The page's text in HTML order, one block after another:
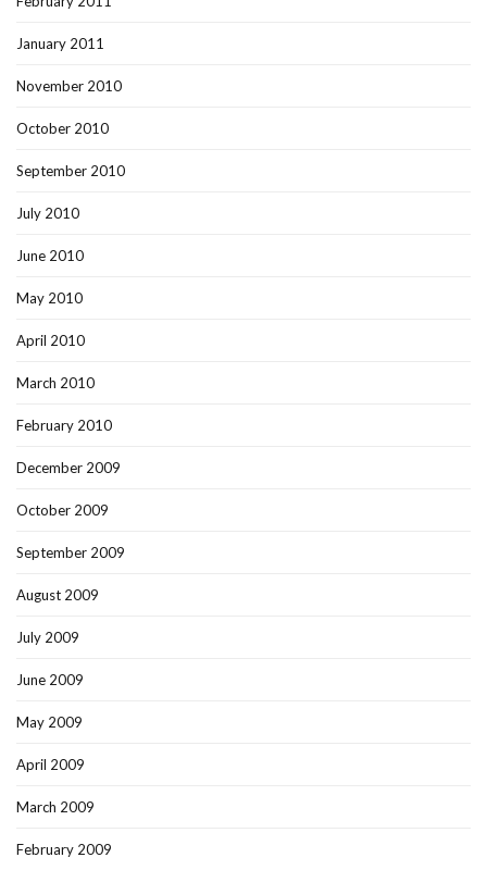
January 2011
November 2010
October 2010
September 2010
July 2010
June 2010
May 2010
April 2010
March 2010
February 2010
December 2009
October 2009
September 2009
August 2009
July 2009
June 2009
May 2009
April 2009
March 2009
February 2009